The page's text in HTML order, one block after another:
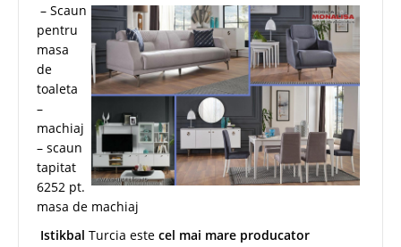
– Scaun
pentru
masa
de
toaleta
–
machiaj
– scaun
tapitat
6252 pt.
masa de machiaj
Istikbal Turcia este cel mai mare producator